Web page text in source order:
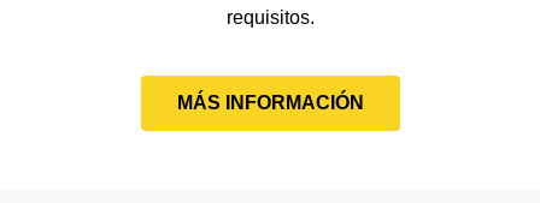
requisitos.
MÁS INFORMACIÓN